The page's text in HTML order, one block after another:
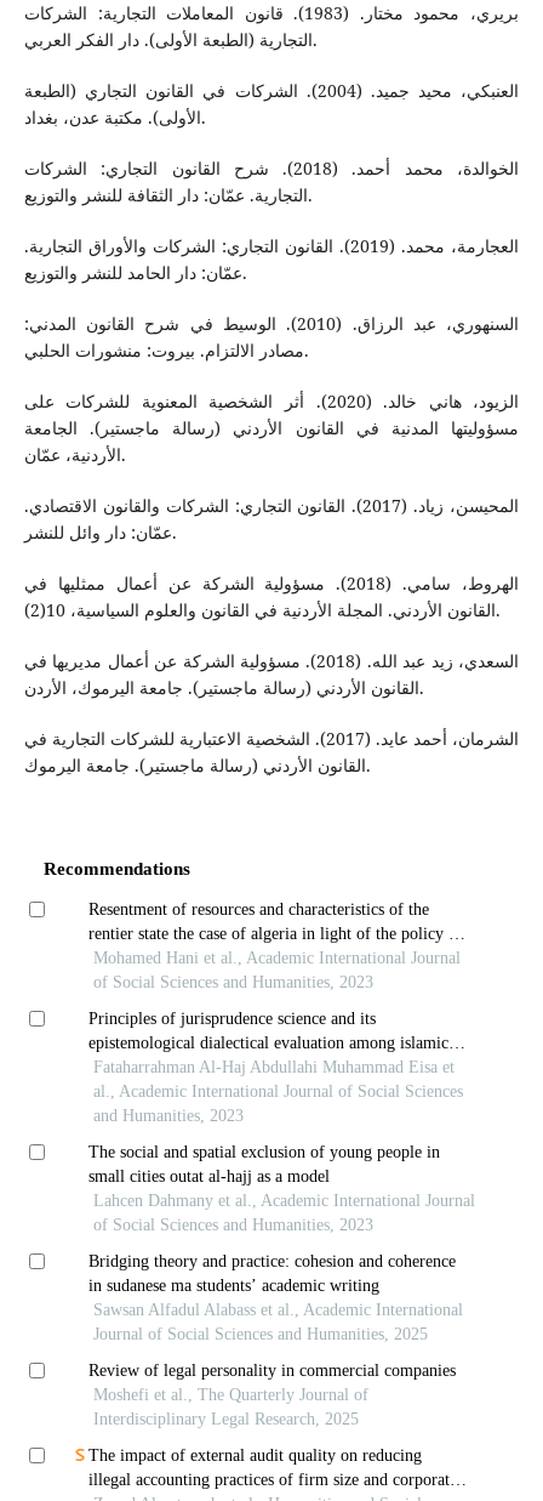
بريري، محمود مختار. (1983). قانون المعاملات التجارية: الشركات
التجارية (الطبعة الأولى). دار الفكر العربي.
العنبكي، محيد جميد. (2004). الشركات في القانون التجاري (الطبعة
الأولى). مكتبة عدن، بغداد.
الخوالدة، محمد أحمد. (2018). شرح القانون التجاري: الشركات
التجارية. عمّان: دار الثقافة للنشر والتوزيع.
العجارمة، محمد. (2019). القانون التجاري: الشركات والأوراق التجارية.
عمّان: دار الحامد للنشر والتوزيع.
السنهوري، عبد الرزاق. (2010). الوسيط في شرح القانون المدني:
مصادر الالتزام. بيروت: منشورات الحلبي.
الزيود، هاني خالد. (2020). أثر الشخصية المعنوية للشركات على
مسؤوليتها المدنية في القانون الأردني (رسالة ماجستير). الجامعة
الأردنية، عمّان.
المحيسن، زياد. (2017). القانون التجاري: الشركات والقانون الاقتصادي.
عمّان: دار وائل للنشر.
الهروط، سامي. (2018). مسؤولية الشركة عن أعمال ممثليها في
القانون الأردني. المجلة الأردنية في القانون والعلوم السياسية، 10(2).
السعدي، زيد عبد الله. (2018). مسؤولية الشركة عن أعمال مديريها في
القانون الأردني (رسالة ماجستير). جامعة اليرموك، الأردن.
الشرمان، أحمد عايد. (2017). الشخصية الاعتبارية للشركات التجارية في
القانون الأردني (رسالة ماجستير). جامعة اليرموك.